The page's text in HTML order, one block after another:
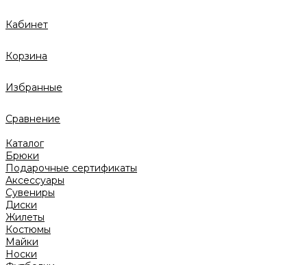
Кабинет
Корзина
Избранные
Сравнение
Каталог
Брюки
Подарочные сертификаты
Аксессуары
Сувениры
Диски
Жилеты
Костюмы
Майки
Носки